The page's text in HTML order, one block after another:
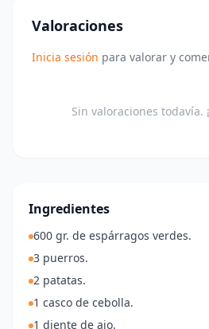
Valoraciones
Inicia sesión para valorar y
Sin valoraciones todavía.
Ingredientes
600 gr. de espárragos verdes.
3 puerros.
2 patatas.
1 casco de cebolla.
1 diente de ajo.